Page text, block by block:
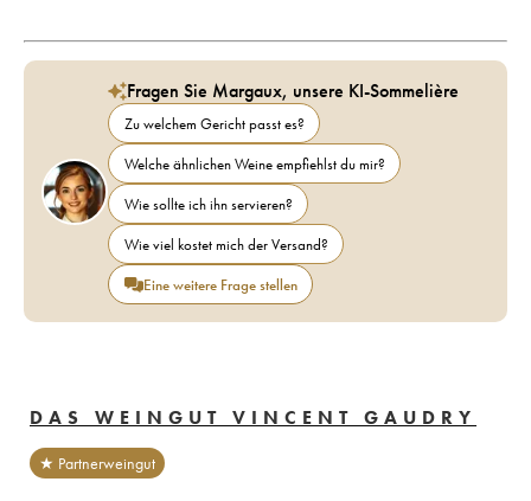
Fragen Sie Margaux, unsere KI-Sommelière
Zu welchem Gericht passt es?
Welche ähnlichen Weine empfiehlst du mir?
Wie sollte ich ihn servieren?
Wie viel kostet mich der Versand?
Eine weitere Frage stellen
DAS WEINGUT VINCENT GAUDRY
★ Partnerweingut